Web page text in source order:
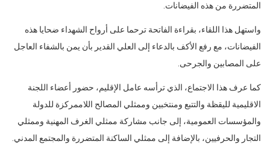
المتضررة من هذه الفيضانات.
واستهل هذا اللقاء، بقراءة الفاتحة ترحما على أرواح الشهداء ضحايا هذه
الفيضانات، مع رفع الأكف بالدعاء إلى العلي القدير بأن يمن بالشفاء العاجل
على المصابين والجرحى.
كما عرف هذا الاجتماع، الذي ترأسه عامل الإقليم، حضور أعضاء اللجنة
الاقليمية لليقظة والتتبع ومنتخبين وممثلي المصالح اللاممركزة للدولة
والمؤسسات العمومية، إلى جانب مشاركة ممثلي الغرف المهنية وممثلي
التجار والحرفيين، بالإضافة إلى ممثلي الساكنة المتضررة والمجتمع المدني.